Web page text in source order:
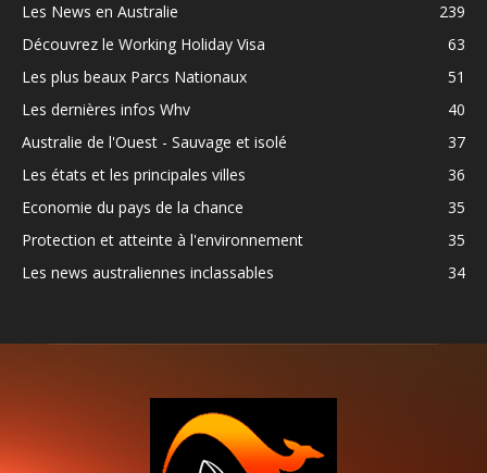
Les News en Australie
239
Découvrez le Working Holiday Visa
63
Les plus beaux Parcs Nationaux
51
Les dernières infos Whv
40
Australie de l'Ouest - Sauvage et isolé
37
Les états et les principales villes
36
Economie du pays de la chance
35
Protection et atteinte à l'environnement
35
Les news australiennes inclassables
34